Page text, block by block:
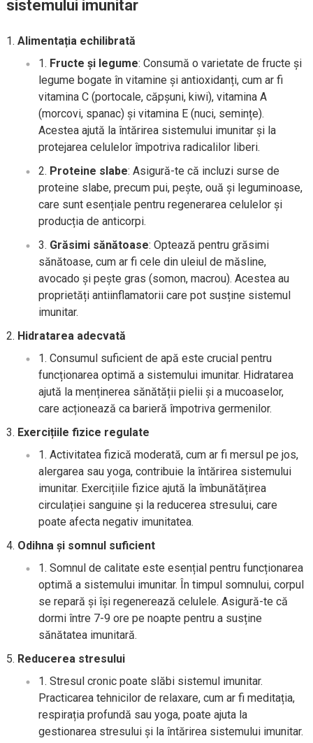
sistemului imunitar
Alimentația echilibrată
Fructe și legume: Consumă o varietate de fructe și
legume bogate în vitamine și antioxidanți, cum ar fi
vitamina C (portocale, căpșuni, kiwi), vitamina A
(morcovi, spanac) și vitamina E (nuci, semințe).
Acestea ajută la întărirea sistemului imunitar și la
protejarea celulelor împotriva radicalilor liberi.
Proteine slabe: Asigură-te că incluzi surse de
proteine slabe, precum pui, pește, ouă și leguminoase,
care sunt esențiale pentru regenerarea celulelor și
producția de anticorpi.
Grăsimi sănătoase: Optează pentru grăsimi
sănătoase, cum ar fi cele din uleiul de măsline,
avocado și pește gras (somon, macrou). Acestea au
proprietăți antiinflamatorii care pot susține sistemul
imunitar.
Hidratarea adecvată
Consumul suficient de apă este crucial pentru
funcționarea optimă a sistemului imunitar. Hidratarea
ajută la menținerea sănătății pielii și a mucoaselor,
care acționează ca barieră împotriva germenilor.
Exercițiile fizice regulate
Activitatea fizică moderată, cum ar fi mersul pe jos,
alergarea sau yoga, contribuie la întărirea sistemului
imunitar. Exercițiile fizice ajută la îmbunătățirea
circulației sanguine și la reducerea stresului, care
poate afecta negativ imunitatea.
Odihna și somnul suficient
Somnul de calitate este esențial pentru funcționarea
optimă a sistemului imunitar. În timpul somnului, corpul
se repară și își regenerează celulele. Asigură-te că
dormi între 7-9 ore pe noapte pentru a susține
sănătatea imunitară.
Reducerea stresului
Stresul cronic poate slăbi sistemul imunitar.
Practicarea tehnicilor de relaxare, cum ar fi meditația,
respirația profundă sau yoga, poate ajuta la
gestionarea stresului și la întărirea sistemului imunitar.